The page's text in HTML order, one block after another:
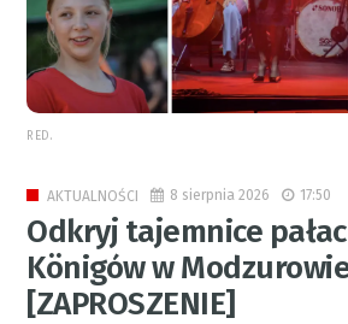
RED.
AKTUALNOŚCI 8 sierpnia 2026 17:50
Odkryj tajemnice
Königów w
[ZAPROSZENIE]